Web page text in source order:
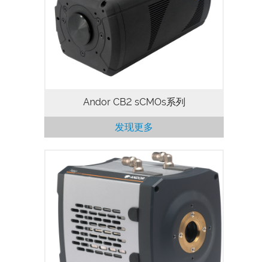
性、高帧率和低噪音的研究而设计。CB2系
列的光谱相应范围为200至1000 nm，像
元数从50万至2450万可选。提供水冷制冷
使其能够在极弱光照的条件下进行采集。
Andor CB2 sCMOs系列
发现更多
In a unique -40 °C vacuum cooled
platform, loaded with FPGA intelligence,
Andor’s Neo sCMOS camera platform is
designed exclusively to drive lowest
possible dark noise from this popular…